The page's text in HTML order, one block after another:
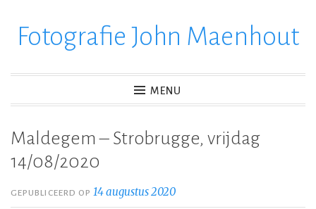
verderFotografie John Maenhout
MENU
Maldegem – Strobrugge, vrijdag
14/08/2020
GEPUBLICEERD OP14 augustus 2020